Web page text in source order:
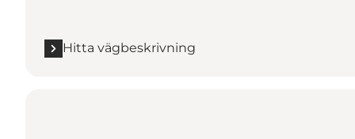
Hitta vägbeskrivning